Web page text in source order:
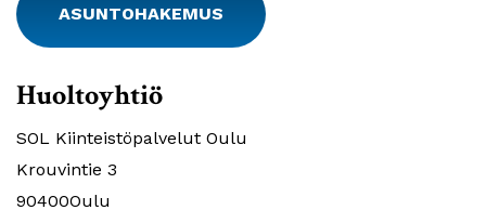
ASUNTOHAKEMUS
Huoltoyhtiö
SOL Kiinteistöpalvelut Oulu
Krouvintie 3
90400Oulu